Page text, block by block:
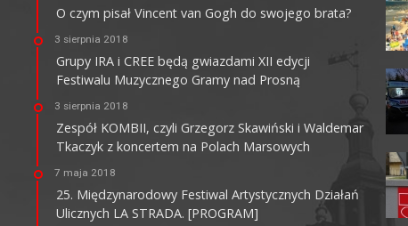
O czym pisał Vincent van Gogh do swojego brata?
3 sierpnia 2018
Grupy IRA i CREE będą gwiazdami XII edycji
Festiwalu Muzycznego Gramy nad Prosną
3 sierpnia 2018
Zespół KOMBII, czyli Grzegorz Skawiński i Waldemar
Tkaczyk z koncertem na Polach Marsowych
7 maja 2018
25. Międzynarodowy Festiwal Artystycznych Działań
Ulicznych LA STRADA. [PROGRAM]